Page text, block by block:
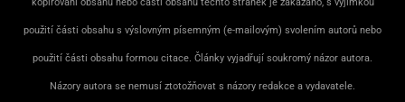
použití části obsahu s výslovným písemným (e-mailovým) svolením autorů nebo
použití části obsahu formou citace. Články vyjadřují soukromý názor autora.
Názory autora se nemusí ztotožňovat s názory redakce a vydavatele.